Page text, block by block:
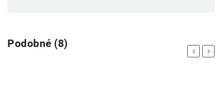
Podobné (8)
PreviousNext